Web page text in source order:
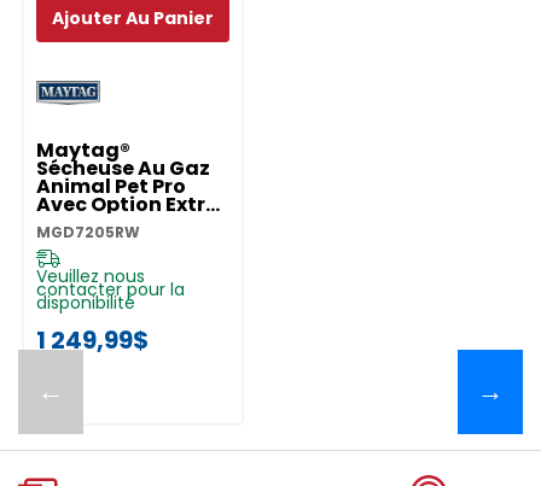
←
Maytag®
Sécheuse Au Gaz
Animal Pet Pro
Avec Option Extra
Power Et Cycle
D’assainissement
Avec Oxi - 7,4 Pi Cu
MGD7205RW
MGD7205RW
Veuillez nous
contacter pour la
disponibilité
1 249,99$
Ajouter Au Panier
→